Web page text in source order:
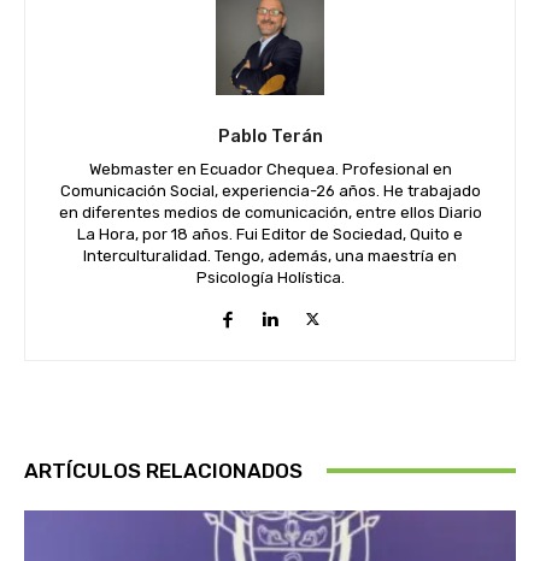
Pablo Terán
Webmaster en Ecuador Chequea. Profesional en
Comunicación Social, experiencia-26 años. He trabajado
en diferentes medios de comunicación, entre ellos Diario
La Hora, por 18 años. Fui Editor de Sociedad, Quito e
Interculturalidad. Tengo, además, una maestría en
Psicología Holística.
ARTÍCULOS RELACIONADOS